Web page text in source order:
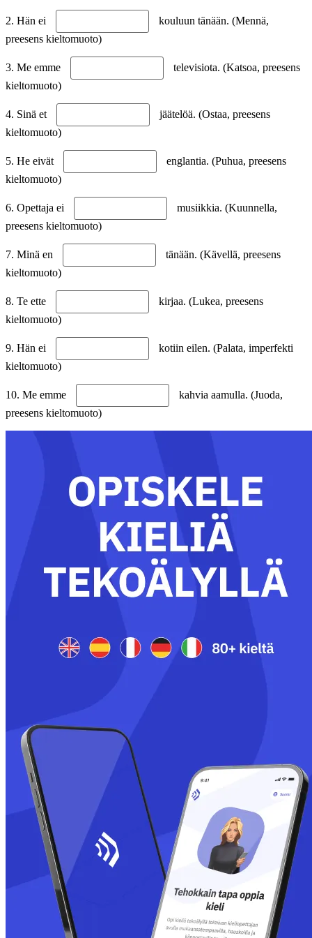
2. Hän ei
kouluun tänään. (Mennä,
preesens kieltomuoto)
3. Me emme
televisiota. (Katsoa, preesens
kieltomuoto)
4. Sinä et
jäätelöä. (Ostaa, preesens
kieltomuoto)
5. He eivät
englantia. (Puhua, preesens
kieltomuoto)
6. Opettaja ei
musiikkia. (Kuunnella,
preesens kieltomuoto)
7. Minä en
tänään. (Kävellä, preesens
kieltomuoto)
8. Te ette
kirjaa. (Lukea, preesens
kieltomuoto)
9. Hän ei
kotiin eilen. (Palata, imperfekti
kieltomuoto)
10. Me emme
kahvia aamulla. (Juoda,
preesens kieltomuoto)